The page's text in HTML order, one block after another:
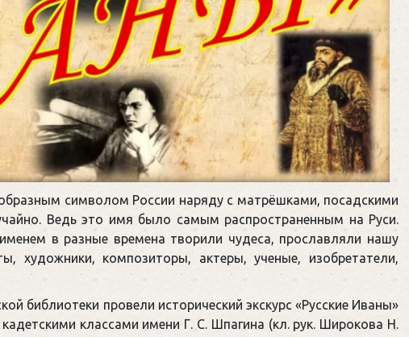
символом России наряду с матрёшками, посадскими
Ведь это имя было самым распространенным на Руси.
в разные времена творили чудеса, прославляли нашу
художники, композиторы, актеры, ученые, изобретатели,
библиотеки провели исторический экскурс «Русские Иваны»
классами имени Г. С. Шпагина (кл. рук. Широкова Н.
выход из сложной ситуации на поле и
щепетильной в жизни? Кто принесет своей ...